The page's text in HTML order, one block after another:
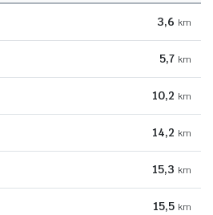
3,6 km
5,7 km
10,2 km
14,2 km
15,3 km
15,5 km